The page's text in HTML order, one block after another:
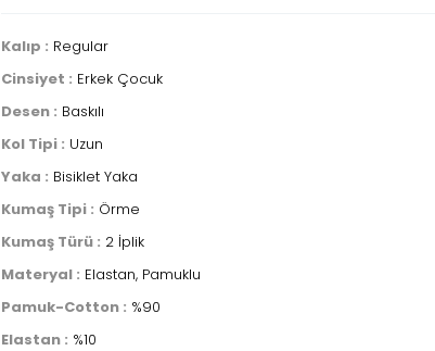
Kalıp : Regular
Cinsiyet : Erkek Çocuk
Desen : Baskılı
Kol Tipi : Uzun
Yaka : Bisiklet Yaka
Kumaş Tipi : Örme
Kumaş Türü : 2 İplik
Materyal : Elastan, Pamuklu
Pamuk-Cotton : %90
Elastan : %10